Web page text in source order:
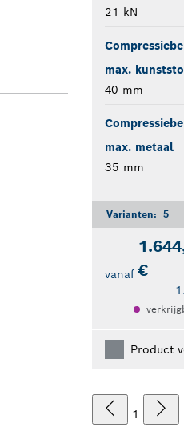
21 kN
max.
40 mm
max. metaal
35 mm
Varianten: 5
vanaf€
Product
1